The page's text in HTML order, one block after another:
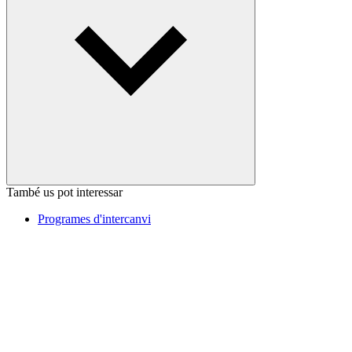
També us pot interessar
Programes d'intercanvi